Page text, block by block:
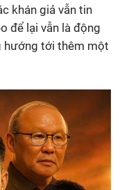
khán giả vẫn tin
để lại vẫn là động
hướng tới thêm một